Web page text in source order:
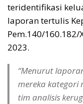
teridentifikasi
laporan tertulis
Pem.140/
2023.
“Menurut
mereka kategori
tim analisis